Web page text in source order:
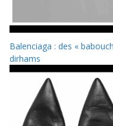
Balenciaga : des «
dirhams